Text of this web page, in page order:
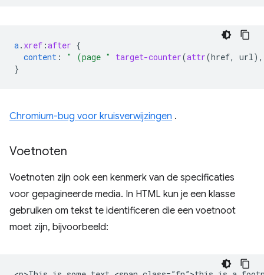
a. xref :after {
content : " (page " target-counter(attr(href, url),
}
Chromium-bug voor kruisverwijzingen .
Voetnoten
Voetnoten zijn ook een kenmerk van de specificaties
voor gepagineerde media. In HTML kun je een klasse
gebruiken om tekst te identificeren die een voetnoot
moet zijn, bijvoorbeeld: